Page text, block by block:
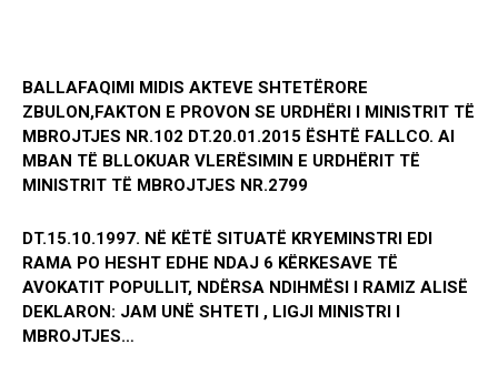
BALLAFAQIMI MIDIS AKTEVE SHTETËRORE
ZBULON,FAKTON E PROVON SE URDHËRI I MINISTRIT TË
MBROJTJES NR.102 DT.20.01.2015 ËSHTË FALLCO. AI
MBAN TË BLLOKUAR VLERËSIMIN E URDHËRIT TË
MINISTRIT TË MBROJTJES NR.2799
DT.15.10.1997. NË KËTË SITUATË KRYEMINSTRI EDI
RAMA PO HESHT EDHE NDAJ 6 KËRKESAVE TË
AVOKATIT POPULLIT, NDËRSA NDIHMËSI I RAMIZ ALISË
DEKLARON: JAM UNË SHTETI , LIGJI MINISTRI I
MBROJTJES…